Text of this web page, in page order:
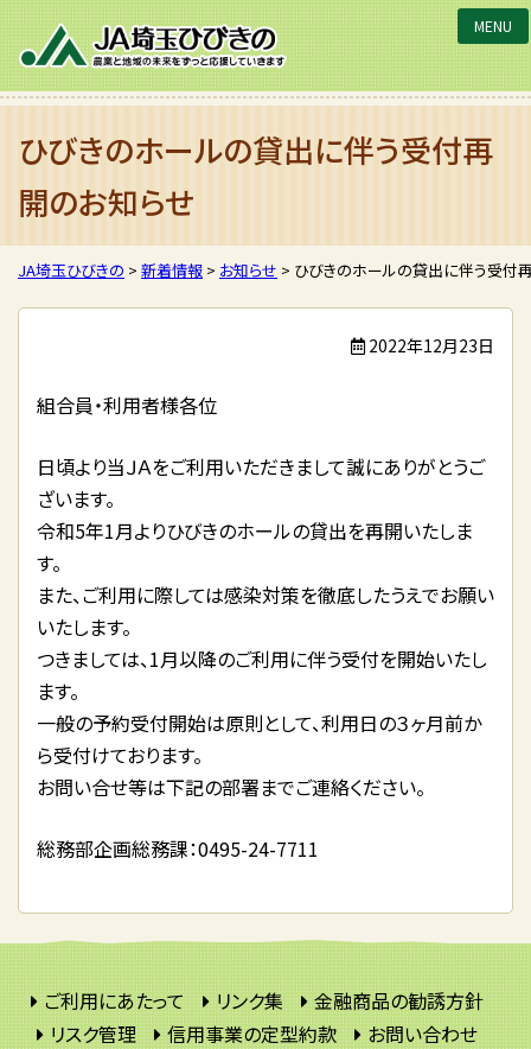
JA埼玉ひびきの
ひびきのホールの貸出に伴う受付再
開のお知らせ
JA埼玉ひびきの > 新着情報 > お知らせ > ひびきのホールの貸出に伴う受付
2022年12月23日
組合員・利用者様各位
日頃より当ＪＡをご利用いただきまして誠にありがとうご
ざいます。
令和5年1月よりひびきのホールの貸出を再開いたしま
す。
また、ご利用に際しては感染対策を徹底したうえでお願い
いたします。
つきましては、1月以降のご利用に伴う受付を開始いたし
ます。
一般の予約受付開始は原則として、利用日の３ヶ月前か
ら受付けております。
お問い合せ等は下記の部署までご連絡ください。
総務部企画総務課：0495-24-7711
ご利用にあたって リンク集
金融商品の勧誘方針
リスク管理
信用事業の定型約款
お問い合わせ